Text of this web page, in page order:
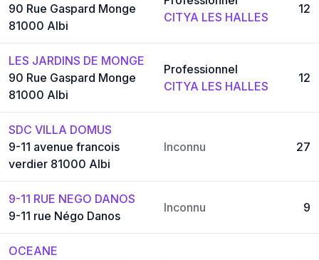
90 Rue Gaspard Monge
81000 Albi
CITYA LES HALLES
12
LES JARDINS DE MONGE
90 Rue Gaspard Monge
81000 Albi
Professionnel
CITYA LES HALLES
12
SDC VILLA DOMUS
9-11 avenue francois
verdier 81000 Albi
Inconnu 27
9-11 RUE NEGO DANOS
9-11 rue Négo Danos
Inconnu 9
OCEANE